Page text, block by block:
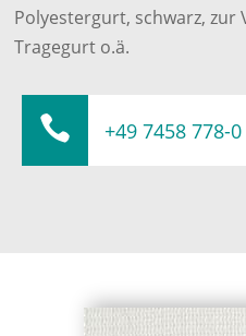
Polyestergurt, schwarz, zur
Tragegurt o.ä.
 +49 7458 778-0